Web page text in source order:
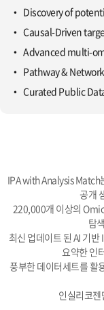
Discovery of
Causal-Driven
Advanced multi-
Pathway &
Curated Public
IPA with Analysis Match
공개
220,000개 이상의
탐
최신 업데이트 된 AI 기
요약한 인
풍부한 데이터세트를 활
인실리코젠